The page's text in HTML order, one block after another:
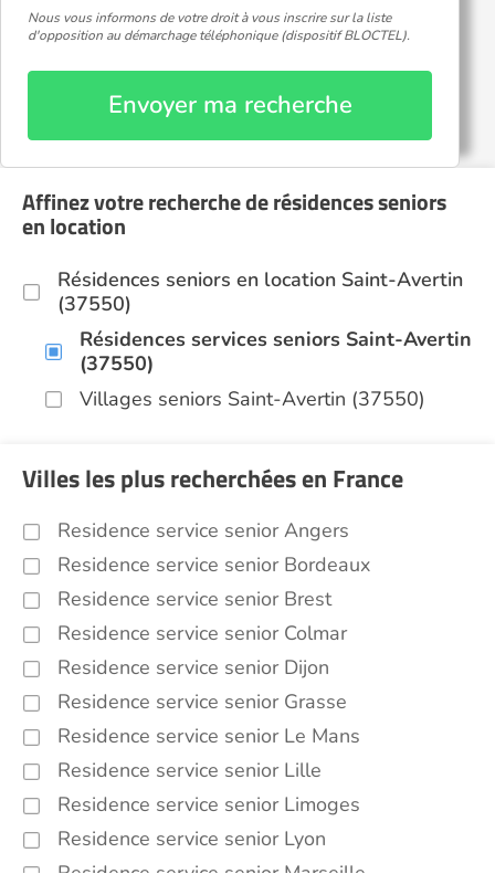
Nous vous informons de votre droit à vous inscrire sur la liste
d'opposition au démarchage téléphonique (dispositif BLOCTEL).
Envoyer ma recherche
Affinez votre recherche de résidences seniors
en location
Résidences seniors en location Saint-Avertin
(37550)
Résidences services seniors Saint-Avertin
(37550)
Villages seniors Saint-Avertin (37550)
Villes les plus recherchées en France
Residence service senior Angers
Residence service senior Bordeaux
Residence service senior Brest
Residence service senior Colmar
Residence service senior Dijon
Residence service senior Grasse
Residence service senior Le Mans
Residence service senior Lille
Residence service senior Limoges
Residence service senior Lyon